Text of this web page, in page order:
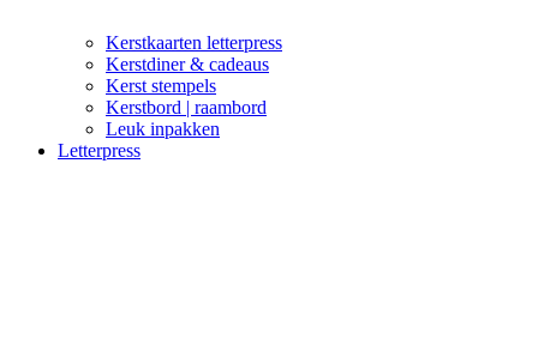
Kerstkaarten letterpress
Kerstdiner & cadeaus
Kerst stempels
Kerstbord | raambord
Leuk inpakken
Letterpress